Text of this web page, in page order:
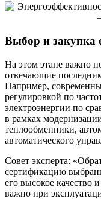
Выбор и закупка
На этом этапе важно
отвечающие
Например,
регулировкой по
электроэнергии по
в рамках
теплообменники,
автоматического
Совет эксперта:
сертификацию
его высокое качество
важно при